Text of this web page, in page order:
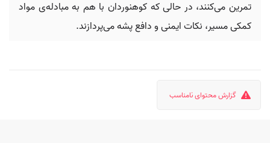
تمرین می‌کنند، در حالی که کوهنوردان با هم به مبادله‌ی مواد
کمکی مسیر، نکات ایمنی و دافع پشه می‌پردازند.
گزارش محتوای نامناسب